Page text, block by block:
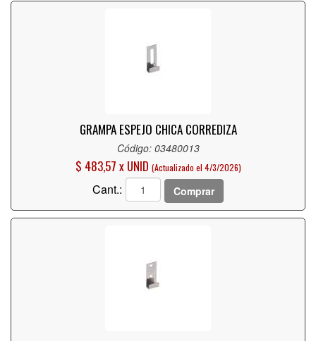
GRAMPA ESPEJO CHICA CORREDIZA
Código: 03480013
$ 483,57 x UNID (Actualizado el 4/3/2026)
Cant.: Comprar